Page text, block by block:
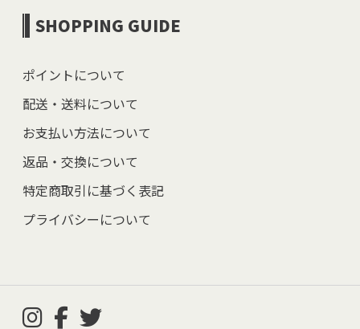
SHOPPING GUIDE
ポイントについて
配送・送料について
お支払い方法について
返品・交換について
特定商取引に基づく表記
プライバシーについて